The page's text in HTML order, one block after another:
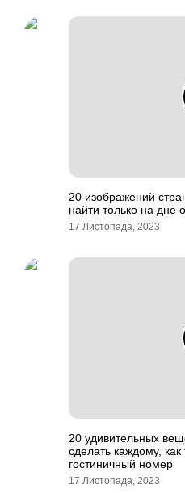
20 изображений
найти только на дне
17 Листопада, 2023
20 удивительных
сделать каждому,
гостиничный номер
17 Листопада, 2023